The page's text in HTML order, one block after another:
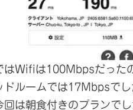
はWifiは100Mbpsだった
ドルームでは17Mbpsで
は朝食付きのプランでし